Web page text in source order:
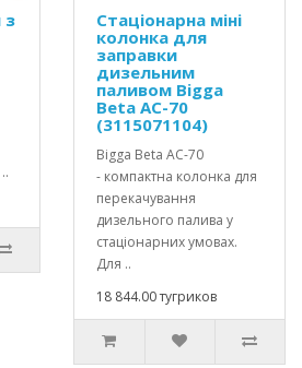
з
Стаціонарна міні
колонка для
заправки
дизельним
паливом Bigga
Beta AC-70
(3115071104)
Bigga Beta AC-70
- компактна колонка для
перекачування
дизельного палива у
стаціонарних умовах.
Для ..
18 844.00 тугриков